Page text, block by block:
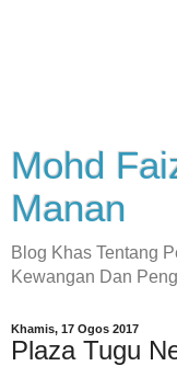
Mohd
Manan
Blog Khas Tentang
Kewangan Dan
Khamis, 17 Ogos 2017
Plaza Tugu